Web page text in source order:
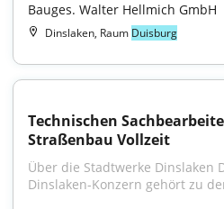
Bauges. Walter Hellmich GmbH
Dinslaken, Raum Duisburg
Technischen
Straßenbau Vollzeit
Über die Stadtwerke Dinslaken
Dinslaken-Konzern gehört zu